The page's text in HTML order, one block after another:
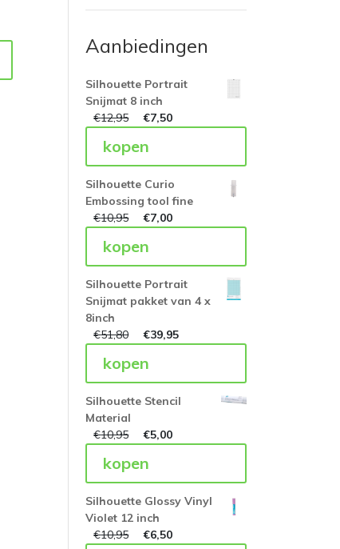
Aanbiedingen
Silhouette Portrait
Snijmat 8 inch
€12,95 €7,50
kopen
Silhouette Curio
Embossing tool fine
€10,95 €7,00
kopen
Silhouette Portrait
Snijmat pakket van 4 x
8inch
€51,80 €39,95
kopen
Silhouette Stencil
Material
€10,95 €5,00
kopen
Silhouette Glossy Vinyl
Violet 12 inch
€10,95 €6,50